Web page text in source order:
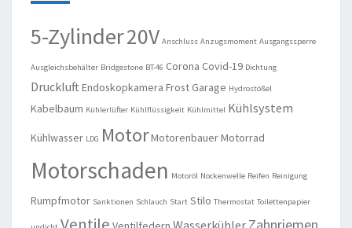
5-Zylinder20V Anschluss Anzugsmoment Ausgangssperre
Ausgleichsbehälter Bridgestone BT-46 Corona Covid-19 Dichtung
DruckluftEndoskopkamera Frost Garage Hydrostößel
Kabelbaum Kühlerlüfter Kühlflüssigkeit Kühlmittel Kühlsystem
Kühlwasser LDG MotorMotorenbauerMotorrad
Motorschaden Motoröl Nockenwelle Reifen Reinigung
Rumpfmotor Sanktionen Schlauch Start Stilo Thermostat Toilettenpapier
Wasserkühler